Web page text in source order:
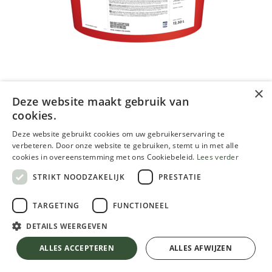
Keim Innoprim 12,5l Blanc
131,73€ 146,36€ 10.00 % OFF
TVA comprise
AJOUTER AU PANIER
×
Deze website maakt gebruik van
cookies.
Deze website gebruikt cookies om uw gebruikerservaring te
verbeteren. Door onze website te gebruiken, stemt u in met alle
cookies in overeenstemming met ons Cookiebeleid. Lees verder
STRIKT NOODZAKELIJK
PRESTATIE
TARGETING FUNCTIONEEL
DETAILS WEERGEVEN
ALLES ACCEPTEREN ALLES AFWIJZEN